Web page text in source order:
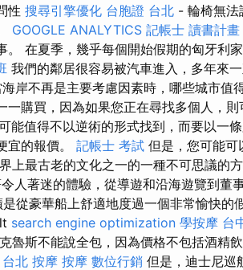
性 搜尋引擎優化 台胞證 台北 - 輪椅無法
GOOGLE ANALYTICS 記帳士 讀書計畫
在夏季，幾乎每個開始假期的匈牙利家
我們的鄰居很容易被汽車進入，多年來
岸不再是主要考慮因素時，哪些城市值
購買，因為如果您正在尋找多個人，
能值得不以逆術的形式找到，而要以一
宜的報價。 記帳士 考試 但是，您可能可
上最古老的文化之一的一種不可思議的方
人著迷的體驗，從導遊和沿海遊覽到董
從豪華船上舒適地度過一個非常愉快的
search engine optimization 學按摩 台
魯斯不能說全包，因為價格不包括酒精飲
台北 按摩 按摩 數位行銷 但是，迪士尼巡